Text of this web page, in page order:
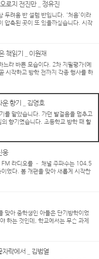
로지 전진만 _ 정유진
두려움 반 설렘 반입니다. ‘처음’이라
압축된 곳이 또 있을까싶습니다. 시작
마음, 잘 해보겠다는 다짐과 단단한
책읽기 _ 이원재
느라 바쁜 모습이다. 2차 지필평가(예
시작하고 방학 전까지 각종 행사를 하
를 풍성하게 만들 수 있는 기회를 제
...
향기 _ 김영호
를 맡았습니다. 가던 발걸음을 멈추고
향기였습니다. 초등학교 방학 때 할
달 내내 살았던 기억이 납니다. 서울
웅
FM 라디오를 – 채널 주파수는 104.5
었다. 봄 개편을 맞아 새롭게 시작한
진행하는 ‘사물의 재발견’이 흘러나
...
맞아 중학생인 아들은 단기방학이었
하는 것인데, 학교에서는 무슨 과제
노는 꼴을 못 보는 듯). 그리고 아직
. ...
락에서 _ 김범열